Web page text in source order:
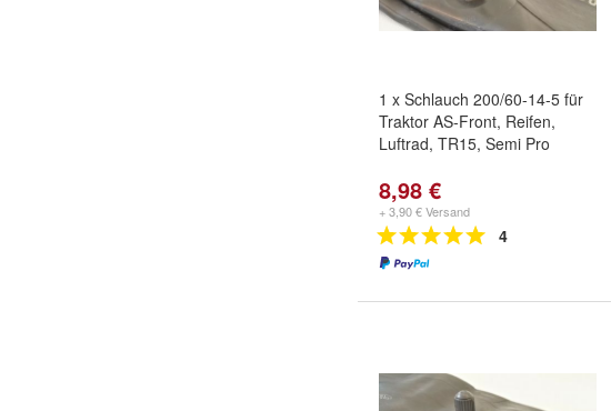
1 x Schlauch 200/60-14-5 für
Traktor AS-Front, Reifen,
Luftrad, TR15, Semi Pro
8,98 €
+ 3,90 € Versand
4